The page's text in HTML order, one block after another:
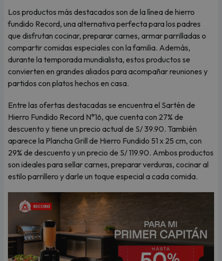
Los productos más destacados son de la línea de hierro
fundido Record, una alternativa perfecta para los padres
que disfrutan cocinar, preparar carnes, armar parrilladas o
compartir comidas especiales con la familia. Además,
durante la temporada mundialista, estos productos se
convierten en grandes aliados para acompañar reuniones y
partidos con platos hechos en casa.
Entre las ofertas destacadas se encuentra el Sartén de
Hierro Fundido Record N°16, que cuenta con 27% de
descuento y tiene un precio actual de S/ 39.90. También
aparece la Plancha Grill de Hierro Fundido 51 x 25 cm, con
29% de descuento y un precio de S/ 119.90. Ambos productos
son ideales para sellar carnes, preparar verduras, cocinar al
estilo parrillero y darle un toque especial a cada comida.